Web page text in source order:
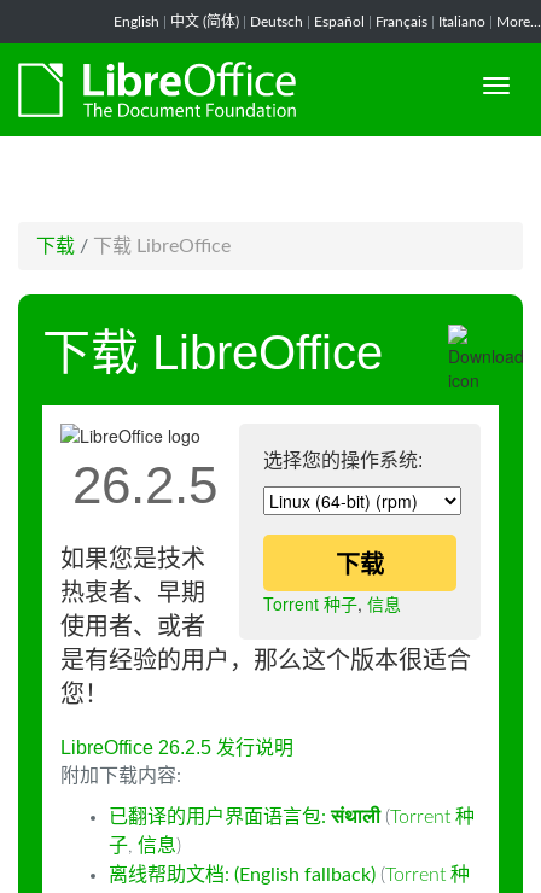
English 中文 (简体) Deutsch Español Français Italiano More...
下载 / 下载 LibreOffice
下载 LibreOffice
选择您的操作系统:
下载
Torrent 种子, 信息
26.2.5
如果您是技术
热衷者、早期
使用者、或者
是有经验的用户，那么这个版本很适合
您！
LibreOffice 26.2.5 发行说明
附加下载内容:
已翻译的用户界面语言包:संथाली (Torrent 种
子, 信息)
离线帮助文档: (English fallback) (Torrent 种